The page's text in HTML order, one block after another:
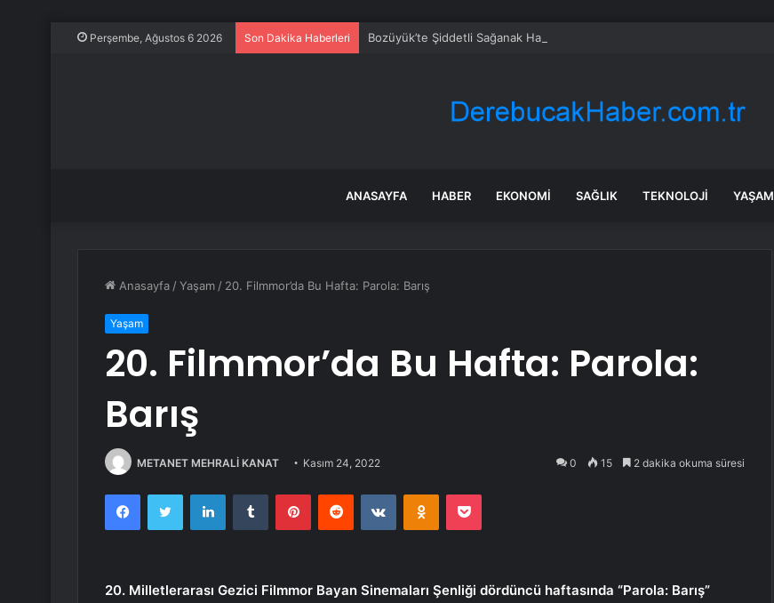
Perşembe, Ağustos 6 2026 Son Dakika Haberleri Bozüyük’te Şiddetli Sağanak Hayatı Olumsuz Etkiledi
ANASAYFA HABER EKONOMI SAĞLIK TEKNOLOJI YAŞAM
Anasayfa /Yaşam / 20. Filmmor’da Bu Hafta: Parola: Barış
Yaşam
20. Filmmor’da Bu Hafta: Parola:
Barış
METANET MEHRALİ KANAT Kasım 24, 2022 0 15 2 dakika okuma süresi
FacebookTwitter LinkedInTumblr PinterestReddit VKontakteOdnoklassniki
Pocket
20. Milletlerarası Gezici Filmmor Bayan Sinemaları Şenliği dördüncü haftasında “Parola: Barış”